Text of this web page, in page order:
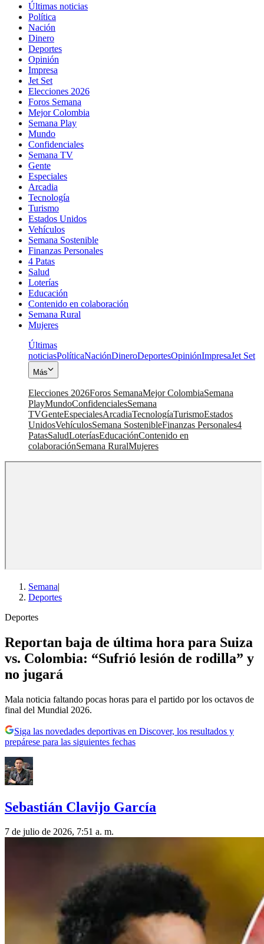
Últimas noticias
Política
Nación
Dinero
Deportes
Opinión
Impresa
Jet Set
Elecciones 2026
Foros Semana
Mejor Colombia
Semana Play
Mundo
Confidenciales
Semana TV
Gente
Especiales
Arcadia
Tecnología
Turismo
Estados Unidos
Vehículos
Semana Sostenible
Finanzas Personales
4 Patas
Salud
Loterías
Educación
Contenido en colaboración
Semana Rural
Mujeres
Últimas
noticiasPolíticaNaciónDineroDeportesOpiniónImpresaJet Set
Más
Elecciones 2026Foros SemanaMejor ColombiaSemana
PlayMundoConfidencialesSemana
TVGenteEspecialesArcadiaTecnologíaTurismoEstados
UnidosVehículosSemana SostenibleFinanzas Personales4
PatasSaludLoteríasEducaciónContenido en
colaboraciónSemana RuralMujeres
Semana|
Deportes
Deportes
Reportan baja de última hora para Suiza
vs. Colombia: “Sufrió lesión de rodilla” y
no jugará
Mala noticia faltando pocas horas para el partido por los octavos de
final del Mundial 2026.
Siga las novedades deportivas en Discover, los resultados y
prepárese para las siguientes fechas
Sebastián Clavijo García
7 de julio de 2026, 7:51 a. m.